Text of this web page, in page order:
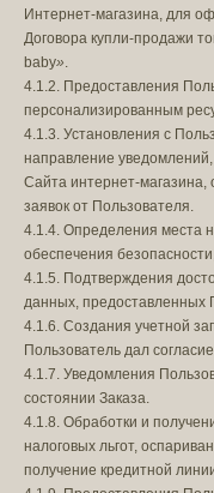
Интернет-магазина, для
Договора купли-продажи
baby».
4.1.2. Предоставления
персонализированным
4.1.3. Установления с
направление
Сайта интернет-магазина,
заявок от Пользователя.
4.1.4. Определения места
обеспечения
4.1.5. Подтверждения
данных, предоставленных
4.1.6. Создания учетной
Пользователь дал
4.1.7. Уведомления
состоянии Заказа.
4.1.8. Обработки и
налоговых льгот,
получение кредитной